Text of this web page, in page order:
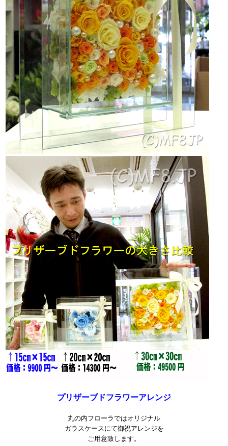
プリザーブドフラワーアレンジ
丸の内フローラではオリジナル
ガラスケースにて御祝アレンジを
ご用意致します。